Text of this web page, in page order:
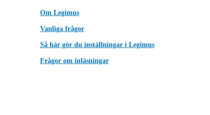
Om Legimus
Vanliga frågor
Så här gör du inställningar i Legimus
Frågor om inläsningar